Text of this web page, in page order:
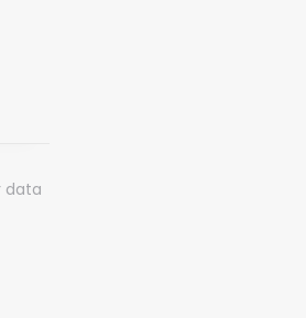
data